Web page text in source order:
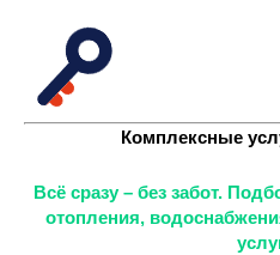
Комплексные
Всё сразу – без забот.
отопления,